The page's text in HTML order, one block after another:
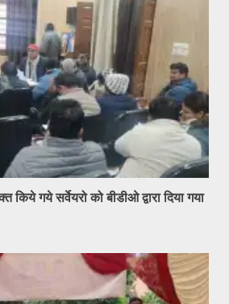
गये सर्वेयरो को बीडीओ द्वारा दिया गया